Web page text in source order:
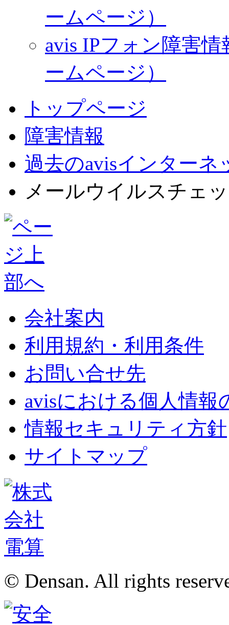
ームページ）
avis IPフォン障害
ームページ）
トップページ
障害情報
過去のavisインターネ
メールウイルスチェ
会社案内
利用規約・利用条件
お問い合せ先
avisにおける個人情
情報セキュリティ方針
サイトマップ
© Densan. All rights